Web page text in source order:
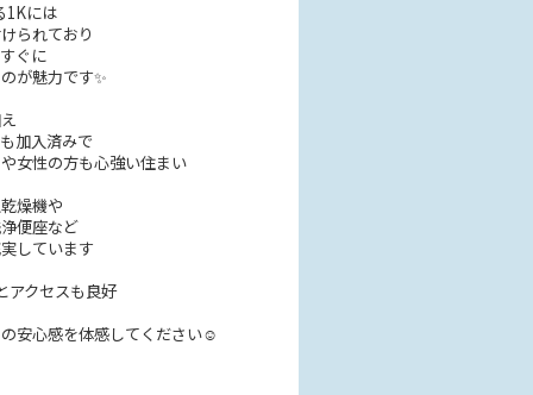
1Kには
られており
ぐに
が魅力です✨
加入済みで
女性の方も心強い住まい
燥機や
便座など
しています
アクセスも良好
安心感を体感してください☺